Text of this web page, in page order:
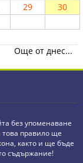
29
30
Още от днес...
без упоменаване
това правило ще
както и ще бъде
съдържание!